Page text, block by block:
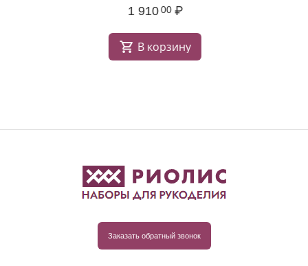
1 910 00 ₽
В корзину
Заказать обратный звонок